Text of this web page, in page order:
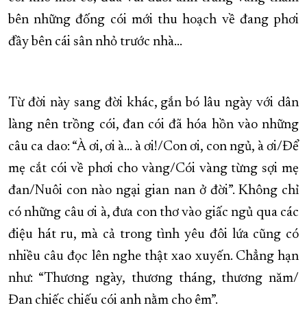
bên những đống cói mới thu hoạch về đang phơi
đầy bên cái sân nhỏ trước nhà…
Từ đời này sang đời khác, gắn bó lâu ngày với dân
làng nên trồng cói, đan cói đã hóa hồn vào những
câu ca dao: “À ơi, ơi à… à ơi!/Con ơi, con ngủ, à ơi/Để
mẹ cắt cói về phơi cho vàng/Cói vàng từng sợi mẹ
đan/Nuôi con nào ngại gian nan ở đời”. Không chỉ
có những câu ơi à, đưa con thơ vào giấc ngủ qua các
điệu hát ru, mà cả trong tình yêu đôi lứa cũng có
nhiều câu đọc lên nghe thật xao xuyến. Chẳng hạn
như: “Thương ngày, thương tháng, thương năm/
Đan chiếc chiếu cói anh nằm cho êm”.